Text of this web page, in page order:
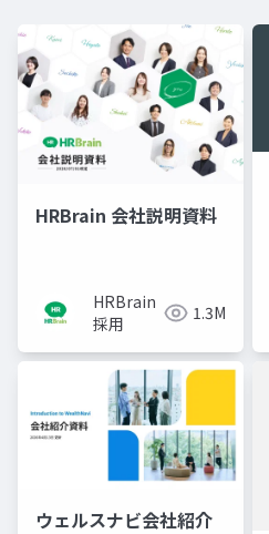
HRBrain 会社説明資料
HRBrain
採用
1.3M
ウェルスナビ会社紹介